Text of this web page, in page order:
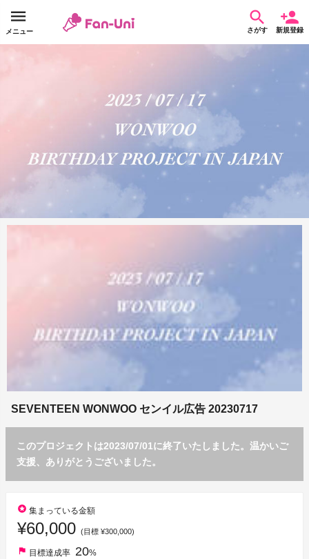
メニュー さがす 新規登録
SEVENTEEN WONWOO センイル広告 20230717
このプロジェクトは2023/07/01に終了いたしました。温かいご
支援、ありがとうございました。
stars 集まっている金額
¥60,000 (目標 ¥300,000)
flag 目標達成率 20%